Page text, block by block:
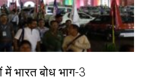
में भारत बोध भाग-3